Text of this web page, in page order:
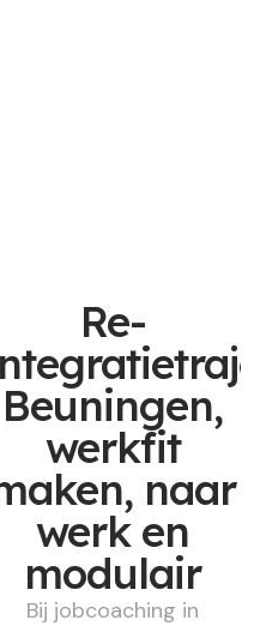
Re-
Beuningen,
werkfit
naar
werk en
modulair
Bij jobcoaching in